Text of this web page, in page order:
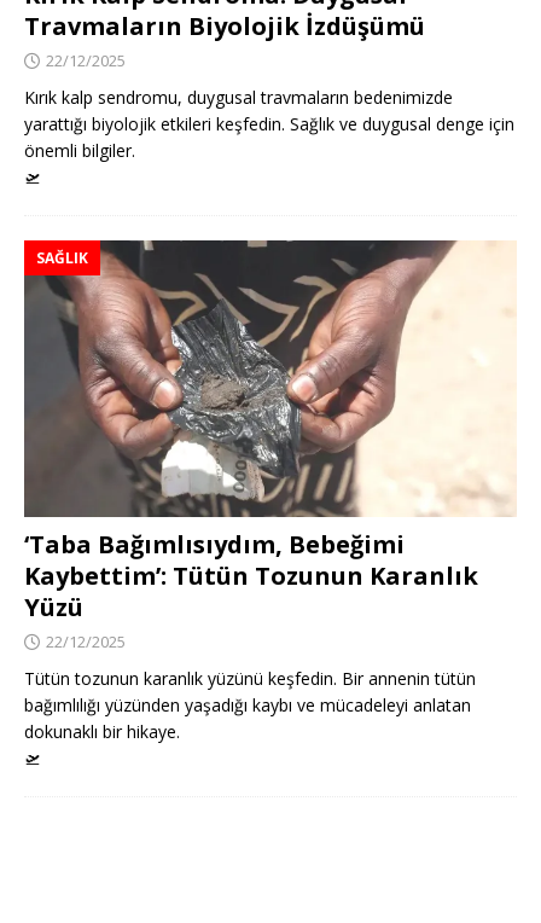
Travmaların Biyolojik İzdüşümü
22/12/2025
Kırık kalp sendromu, duygusal travmaların bedenimizde
yarattığı biyolojik etkileri keşfedin. Sağlık ve duygusal denge için
önemli bilgiler.
🛫
SAĞLIK
‘Taba Bağımlısıydım, Bebeğimi
Kaybettim’: Tütün Tozunun Karanlık
Yüzü
22/12/2025
Tütün tozunun karanlık yüzünü keşfedin. Bir annenin tütün
bağımlılığı yüzünden yaşadığı kaybı ve mücadeleyi anlatan
dokunaklı bir hikaye.
🛫